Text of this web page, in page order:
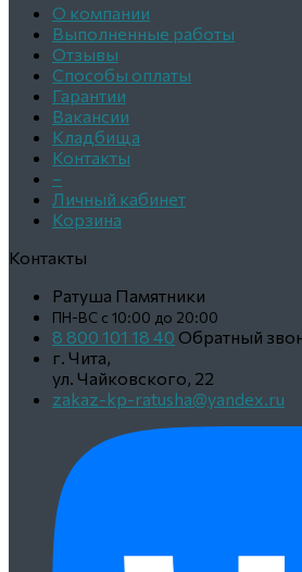
О компании
Выполненные работы
Отзывы
Способы оплаты
Гарантии
Вакансии
Кладбища
Контакты
–
Личный кабинет
Корзина
Контакты
Ратуша Памятники
ПН-ВС с 10:00 до 20:00
8 800 101 18 40 Обратный
г. Чита,
ул. Чайковского, 22
zakaz-kp-ratusha@yandex.ru